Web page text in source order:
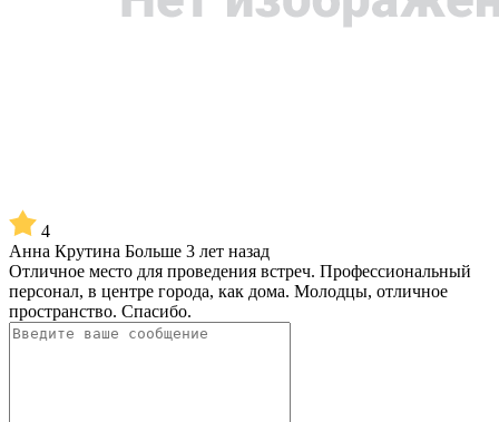
4
Анна Крутина Больше 3 лет назад
Отличное место для проведения встреч. Профессиональный
персонал, в центре города, как дома. Молодцы, отличное
пространство. Спасибо.